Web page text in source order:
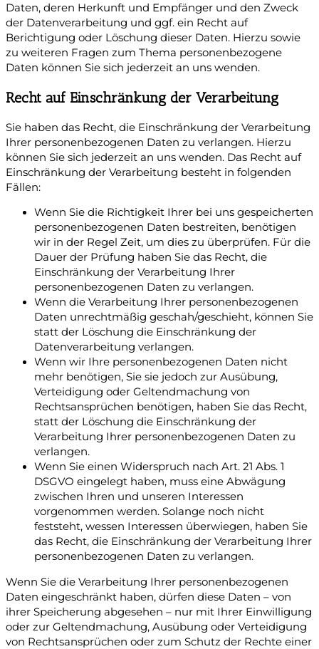
Daten, deren Herkunft und Empfänger und den Zweck
der Datenverarbeitung und ggf. ein Recht auf
Berichtigung oder Löschung dieser Daten. Hierzu sowie
zu weiteren Fragen zum Thema personenbezogene
Daten können Sie sich jederzeit an uns wenden.
Recht auf Einschränkung der Verarbeitung
Sie haben das Recht, die Einschränkung der Verarbeitung
Ihrer personenbezogenen Daten zu verlangen. Hierzu
können Sie sich jederzeit an uns wenden. Das Recht auf
Einschränkung der Verarbeitung besteht in folgenden
Fällen:
Wenn Sie die Richtigkeit Ihrer bei uns gespeicherten
personenbezogenen Daten bestreiten, benötigen
wir in der Regel Zeit, um dies zu überprüfen. Für die
Dauer der Prüfung haben Sie das Recht, die
Einschränkung der Verarbeitung Ihrer
personenbezogenen Daten zu verlangen.
Wenn die Verarbeitung Ihrer personenbezogenen
Daten unrechtmäßig geschah/geschieht, können Sie
statt der Löschung die Einschränkung der
Datenverarbeitung verlangen.
Wenn wir Ihre personenbezogenen Daten nicht
mehr benötigen, Sie sie jedoch zur Ausübung,
Verteidigung oder Geltendmachung von
Rechtsansprüchen benötigen, haben Sie das Recht,
statt der Löschung die Einschränkung der
Verarbeitung Ihrer personenbezogenen Daten zu
verlangen.
Wenn Sie einen Widerspruch nach Art. 21 Abs. 1
DSGVO eingelegt haben, muss eine Abwägung
zwischen Ihren und unseren Interessen
vorgenommen werden. Solange noch nicht
feststeht, wessen Interessen überwiegen, haben Sie
das Recht, die Einschränkung der Verarbeitung Ihrer
personenbezogenen Daten zu verlangen.
Wenn Sie die Verarbeitung Ihrer personenbezogenen
Daten eingeschränkt haben, dürfen diese Daten – von
ihrer Speicherung abgesehen – nur mit Ihrer Einwilligung
oder zur Geltendmachung, Ausübung oder Verteidigung
von Rechtsansprüchen oder zum Schutz der Rechte einer